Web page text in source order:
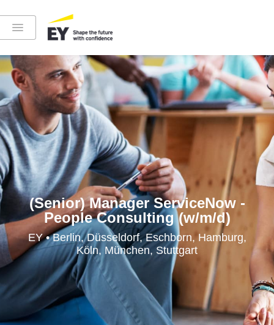
Instagram
LinkedIn
YouTube
Höre in die EY-Welt rein
EY Careers Spotlight
der Karriere-Podcast
(Senior) Manager ServiceNow -
People Consulting (w/m/d)
EY • Berlin, Düsseldorf, Eschborn, Hamburg,
Köln, München, Stuttgart